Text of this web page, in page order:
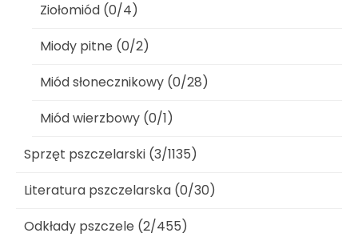
Ziołomiód (0/4)
Miody pitne (0/2)
Miód słonecznikowy (0/28)
Miód wierzbowy (0/1)
Sprzęt pszczelarski (3/1135)
Literatura pszczelarska (0/30)
Odkłady pszczele (2/455)